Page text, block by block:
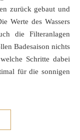
zurück gebaut und
Werte des Wassers
die Filteranlagen
Badesaison nichts
Schritte dabei
für die sonnigen